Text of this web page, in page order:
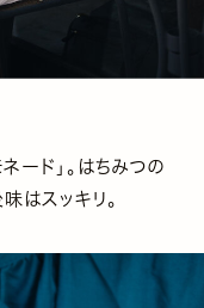
ード」。はちみつの
はスッキリ。